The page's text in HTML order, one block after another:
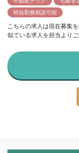
時短勤務相談可能
こちらの求人は現在募集
似ている求人を担当よりご